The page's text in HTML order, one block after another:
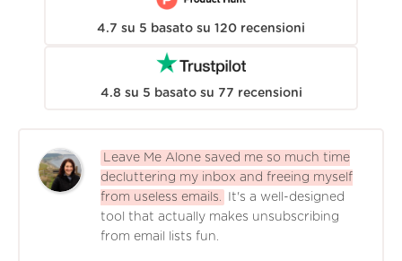
4.7 su 5 basato su 120 recensioni
4.8 su 5 basato su 77 recensioni
Leave Me Alone saved me so much time
decluttering my inbox and freeing myself
from useless emails.
It's a well-designed
tool that actually makes unsubscribing
from email lists fun.